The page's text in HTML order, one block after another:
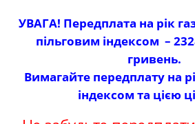
УВАГА! Передплата на рік
пільговим індексом –
гривень.
Вимагайте передплату на
індексом та цією